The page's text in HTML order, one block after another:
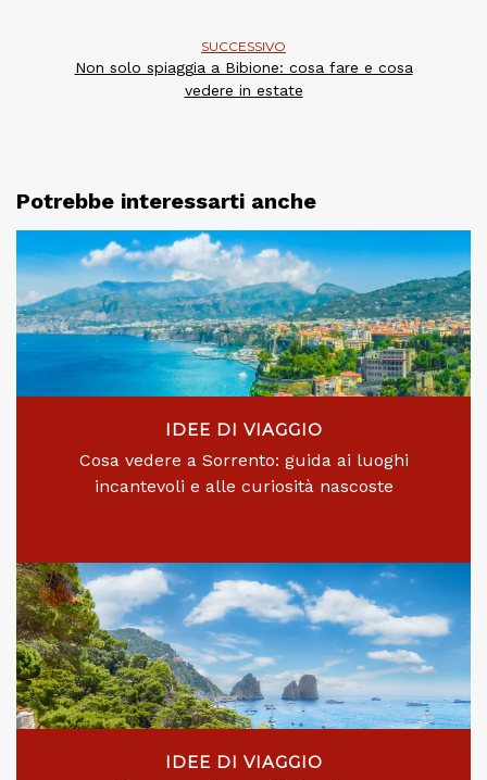
SUCCESSIVO
Non solo spiaggia a Bibione: cosa fare e cosa
vedere in estate
Potrebbe interessarti anche
IDEE DI VIAGGIO
Cosa vedere a Sorrento: guida ai luoghi
incantevoli e alle curiosità nascoste
IDEE DI VIAGGIO